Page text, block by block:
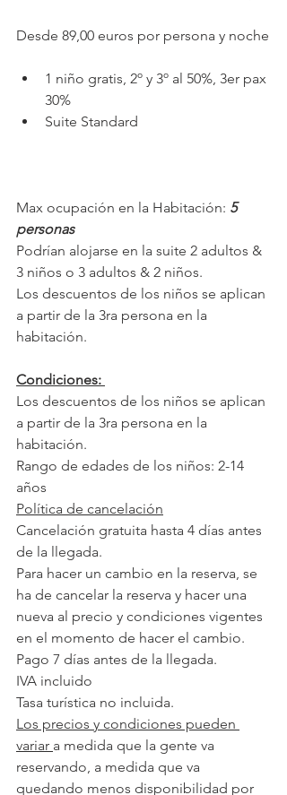
Desde 89,00 euros por persona y noche
1 niño gratis, 2º y 3º al 50%, 3er pax
30%
Suite Standard
Max ocupación en la Habitación: 5
personas
Podrían alojarse en la suite 2 adultos &
3 niños o 3 adultos & 2 niños.
Los descuentos de los niños se aplican
a partir de la 3ra persona en la
habitación.
Condiciones:
Los descuentos de los niños se aplican
a partir de la 3ra persona en la
habitación.
Rango de edades de los niños: 2-14
años
Política de cancelación
Cancelación gratuita hasta 4 días antes
de la llegada.
Para hacer un cambio en la reserva, se
ha de cancelar la reserva y hacer una
nueva al precio y condiciones vigentes
en el momento de hacer el cambio.
Pago 7 días antes de la llegada.
IVA incluido
Tasa turística no incluida.
Los precios y condiciones pueden
variar a medida que la gente va
reservando, a medida que va
quedando menos disponibilidad por